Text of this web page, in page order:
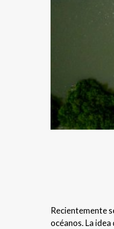
Recientemente
océanos. La